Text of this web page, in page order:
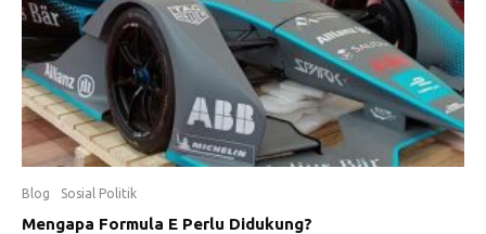
Blog Sosial Politik
Mengapa Formula E Perlu Didukung?